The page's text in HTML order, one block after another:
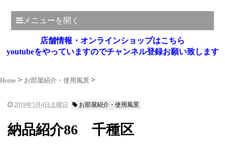
メニューを開く
店舗情報・オンラインショップはこちら
youtubeをやっていますのでチャンネル登録お願い致します
Home お部屋紹介・使用風景
2019年5月4日土曜日 お部屋紹介・使用風景
納品紹介86 千種区